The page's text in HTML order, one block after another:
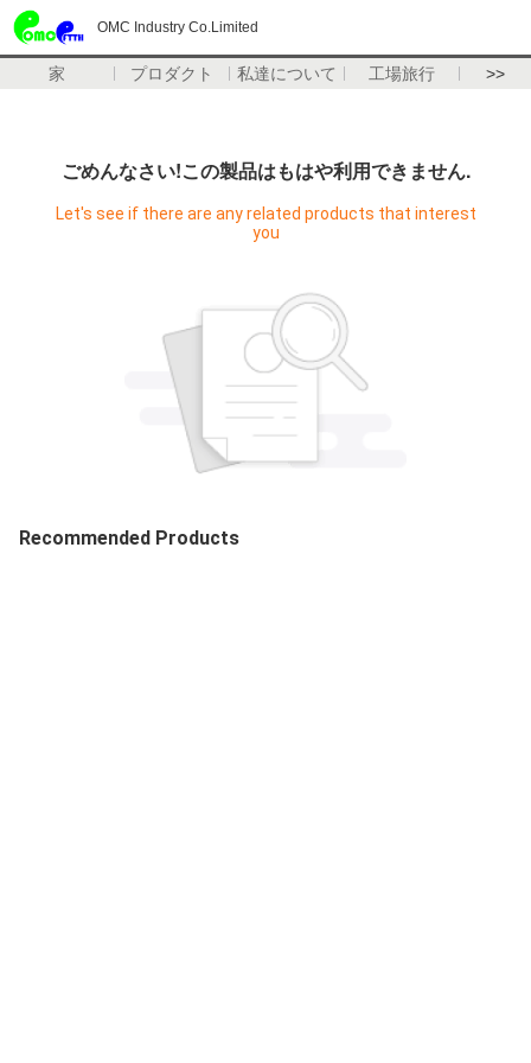
OMC Industry Co.Limited
家 プロダクト 私達について 工場旅行 >>
ごめんなさい!この製品はもはや利用できません.
Let's see if there are any related products that interest
you
Recommended Products